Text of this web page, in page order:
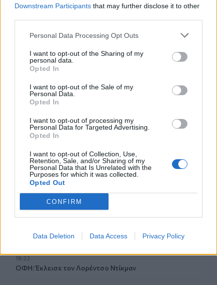
Downstream Participants that may further disclose it to other
Personal Data Processing Opt Outs
I want to opt-out of the Sharing of my
personal data.
Opted In
I want to opt-out of the Sale of my
Personal Data.
Opted In
I want to opt-out of processing my
Personal Data for Targeted Advertising.
Opted In
I want to opt-out of Collection, Use,
Retention, Sale, and/or Sharing of my
Personal Data that Is Unrelated with the
Purposes for which it was collected.
Opted Out
CONFIRM
Data Deletion Data Access Privacy Policy
19:04
Καύσωνας και καρδιοπαθείς: Οδηγός προστασίας από
18:59
Μαρία Καρυστιανού: Αποχώρησε και ο Νίκος
Μπρουτζάκης από την «Ελπίδα»
18:58
Ένας σοβαρά τραυματίας από τροχαίο με γουρούνα στην
18:55
πατέρα του Μέσι
Τα «Παραμύθια του Σαββάτου»… πάνε διακοπές!
Μυστήριο 3.500 ετών στη Σαντορίνη: Ο 15χρονος που δεν
τη χρονολογία της μεγάλης έκρηξης
18:22
ΟΦΗ: Έκλεισε τον Λορέντσο Ντίκμαν